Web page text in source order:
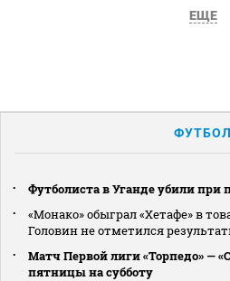
ЕЩЕ
ФУТБОЛ
Футболиста в Уганде убили при
«Монако» обыграл «Хетафе» в
Головин не отметился
Матч Первой лиги «Торпедо» —
пятницы на субботу